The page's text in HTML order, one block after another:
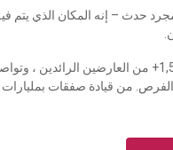
من قيادة صفقات بمليارات